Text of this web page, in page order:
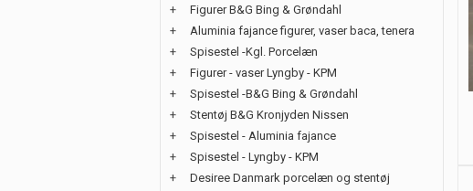
+
Figurer B&G Bing & Grøndahl
+
Aluminia fajance figurer, vaser baca, tenera
+
Spisestel -Kgl. Porcelæn
+
Figurer - vaser Lyngby - KPM
+
Spisestel -B&G Bing & Grøndahl
+
Stentøj B&G Kronjyden Nissen
+
Spisestel - Aluminia fajance
+
Spisestel - Lyngby - KPM
+
Desiree Danmark porcelæn og stentøj